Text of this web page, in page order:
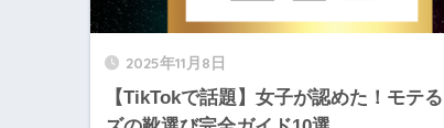
2025年11月8日
【TikTokで話題】女子が認めた！モテ